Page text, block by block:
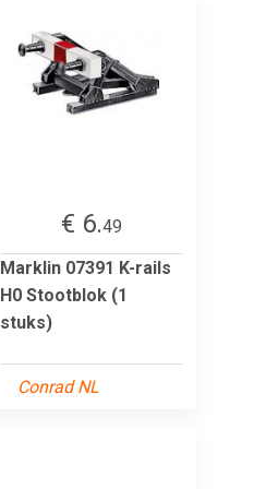
€ 6.49
Marklin 07391 K-rails
H0 Stootblok (1
stuks)
Conrad NL